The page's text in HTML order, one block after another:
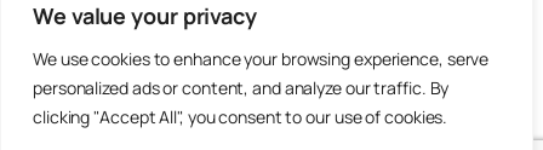
We value your privacy
We use cookies to enhance your browsing experience, serve
personalized ads or content, and analyze our traffic. By
clicking "Accept All", you consent to our use of cookies.
FAQ's
Auteurs
Patronen
Thema’s